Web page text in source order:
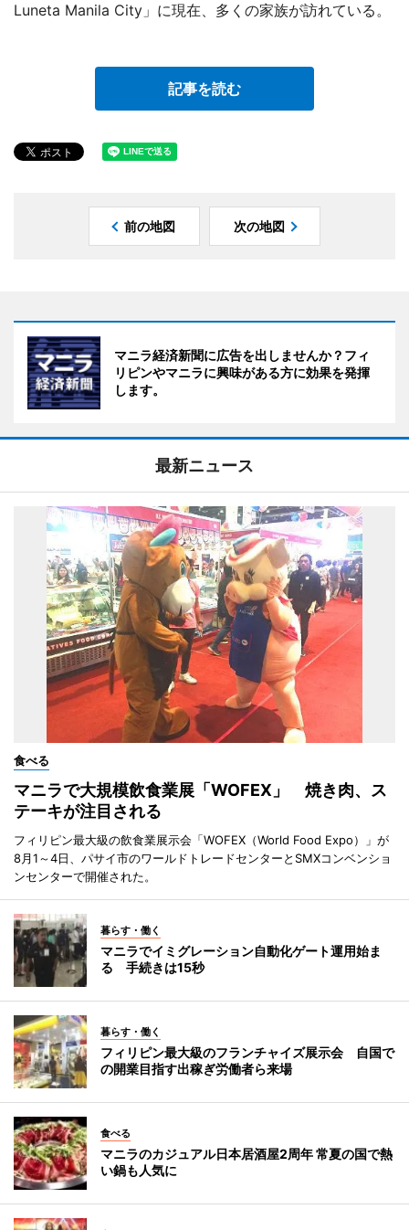
Luneta Manila City」に現在、多くの家族が訪れている。
記事を読む
前の地図 次の地図
マニラ経済新聞に広告を出しませんか？フィ
リピンやマニラに興味がある方に効果を発揮
します。
最新ニュース
食べる
マニラで大規模飲食業展「WOFEX」 焼き肉、ス
テーキが注目される
フィリピン最大級の飲食業展示会「WOFEX（World Food Expo）」が
8月1～4日、パサイ市のワールドトレードセンターとSMXコンベンショ
ンセンターで開催された。
暮らす・働く
マニラでイミグレーション自動化ゲート運用始ま
る 手続きは15秒
暮らす・働く
フィリピン最大級のフランチャイズ展示会 自国で
の開業目指す出稼ぎ労働者ら来場
食べる
マニラのカジュアル日本居酒屋2周年 常夏の国で熱
い鍋も人気に